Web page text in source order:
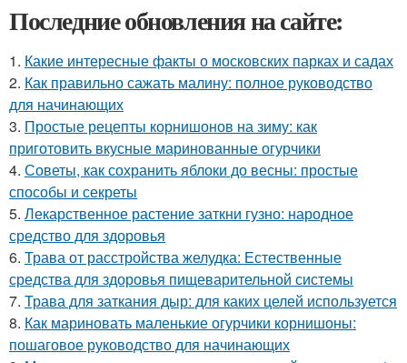
Последние обновления на сайте:
1. Какие интересные факты о московских парках и садах
2. Как правильно сажать малину: полное руководство
для начинающих
3. Простые рецепты корнишонов на зиму: как
приготовить вкусные маринованные огурчики
4. Советы, как сохранить яблоки до весны: простые
способы и секреты
5. Лекарственное растение заткни гузно: народное
средство для здоровья
6. Трава от расстройства желудка: Естественные
средства для здоровья пищеварительной системы
7. Трава для заткания дыр: для каких целей используется
8. Как мариновать маленькие огурчики корнишоны:
пошаговое руководство для начинающих